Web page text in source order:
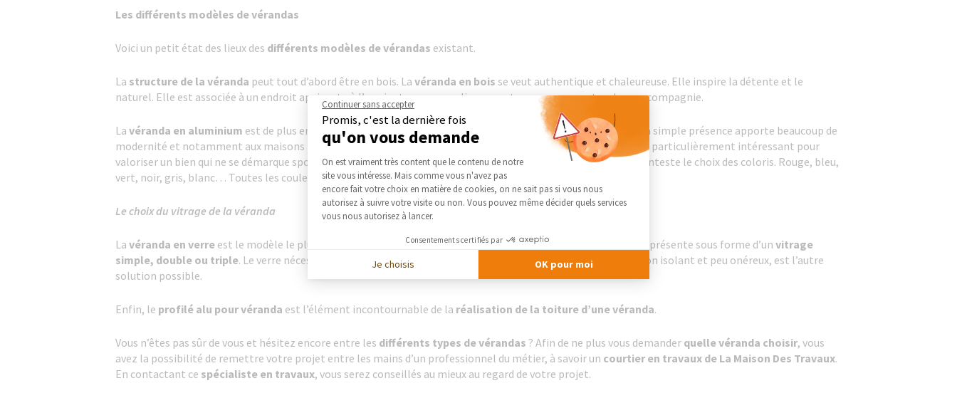
Les différents modèles de vérandas
Voici un petit état des lieux des différents modèles de vérandas existant.
La structure de la véranda peut tout d’abord être en bois. La véranda en bois se veut authentique et chaleureuse. Elle inspire la détente et le
naturel. Elle est associée à un endroit apaisant où l’on vient se reposer, lire ou partager un moment en bonne compagnie.
La véranda en aluminium est de plus en plus sous les feux des projecteurs du fait de son côté très tendance. Sa simple présence apporte beaucoup de
modernité et notamment aux maisons les plus banales. Faireconstruire une véranda en aluminiumest donc particulièrement intéressant pour
valoriser un bien qui ne se démarque spontanément pas des autres. L’autre atout de la
véranda aluest sans conteste le choix des coloris. Rouge, bleu,
vert, noir, gris, blanc… Toutes les couleurs sont représentées en optant pour l’aluminium
Le choix du vitrage de la véranda
La véranda en verre est le modèle le plus communément rencontré au niveau duvitrage d’une véranda . Il se présente sous forme d’un vitrage
simple, double ou triple. Le verre nécessite beaucoup d’entretien et se brise facilement. Le polycarbonate, bon isolant et peu onéreux, est l’autre
solution possible.
Enfin, le profilé alu pour véranda est l’élément incontournable de la réalisation de la toiture d’une véranda.
Vous n’êtes pas sûr de vous et hésitez encore entre les différents types de vérandas ? Afin de ne plus vous demander quelle véranda choisir, vous
avez la possibilité de remettre votre projet entre les mains d’un professionnel du métier, à savoir un courtier en travaux de La Maison Des Travaux.
En contactant ce spécialiste en travaux, vous serez conseillés au mieux au regard de votre projet.
Continuer sans accepter
Promis, c'est la dernière fois
qu'on vous demande
Plateforme de Gestion du Consentement : Personnalisez vos Options
On est vraiment très content que le contenu de notre
site vous intéresse. Mais comme vous n'avez pas
encore fait votre choix en matière de cookies, on ne sait pas si vous nous
autorisez à suivre votre visite ou non. Vous pouvez même décider quels services
vous nous autorisez à lancer.
Consentements certifiés par
Je choisis OK pour moi
Axeptio consent